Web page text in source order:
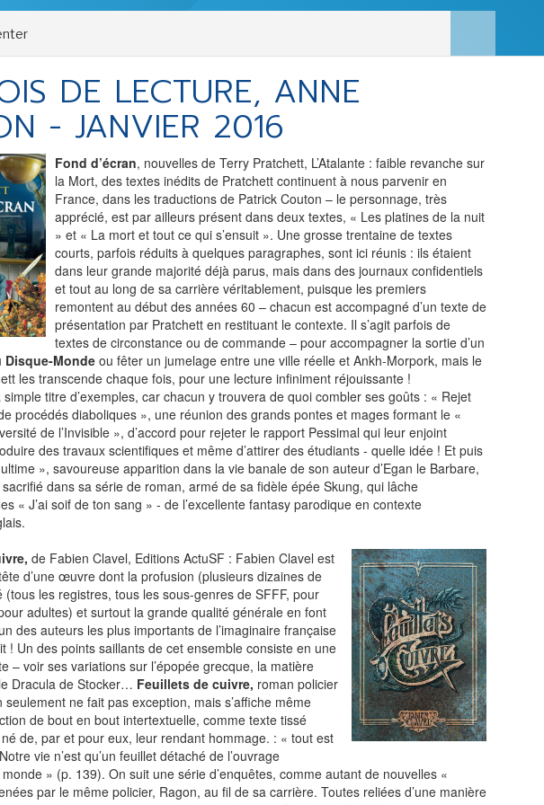
ET MIKE
BATMAN VERSION
VOIR TOUTES LES RUBRIQUES
ÉVÉNEMENTS
CONVENTION
SPECTACLE
DÉBAT
EMISSION
L'AGENDA
DERNIERS
ÉVÉNEMENTS
S'ABONNER
mail ci-dessus, vous consentez à
part d'Actusf. Vous pouvez vous
à travers les liens de
LA RÉDACTION CONTACT
EDITIONS ACTUSF EMAGINAIRE
Mentions légales - Cookies - Publicités - Données personnelles - Plan du site
DE LECTURE, ANNE
- JANVIER 2016
Fond d’écran, nouvelles de Terry Pratchett, L’Atalante : faible revanche sur
la Mort, des textes inédits de Pratchett continuent à nous parvenir en
France, dans les traductions de Patrick Couton – le personnage, très
apprécié, est par ailleurs présent dans deux textes, « Les platines de la nuit
» et « La mort et tout ce qui s’ensuit ». Une grosse trentaine de textes
courts, parfois réduits à quelques paragraphes, sont ici réunis : ils étaient
dans leur grande majorité déjà parus, mais dans des journaux confidentiels
et tout au long de sa carrière véritablement, puisque les premiers
remontent au début des années 60 – chacun est accompagné d’un texte de
présentation par Pratchett en restituant le contexte. Il s’agit parfois de
textes de circonstance ou de commande – pour accompagner la sortie d’un
Disque-Monde ou fêter un jumelage entre une ville réelle et Ankh-Morpork, mais le
les transcende chaque fois, pour une lecture infiniment réjouissante !
titre d’exemples, car chacun y trouvera de quoi combler ses goûts : « Rejet
procédés diaboliques », une réunion des grands pontes et mages formant le «
de l’Invisible », d’accord pour rejeter le rapport Pessimal qui leur enjoint
des travaux scientifiques et même d’attirer des étudiants - quelle idée ! Et puis
», savoureuse apparition dans la vie banale de son auteur d’Egan le Barbare,
dans sa série de roman, armé de sa fidèle épée Skung, qui lâche
« J’ai soif de ton sang » - de l’excellente fantasy parodique en contexte
de Fabien Clavel, Editions ActuSF : Fabien Clavel est
d’une œuvre dont la profusion (plusieurs dizaines de
(tous les registres, tous les sous-genres de SFFF, pour
adultes) et surtout la grande qualité générale en font
des auteurs les plus importants de l’imaginaire française
! Un des points saillants de cet ensemble consiste en une
– voir ses variations sur l’épopée grecque, la matière
Dracula de Stocker… Feuillets de cuivre, roman policier
ne fait pas exception, mais s’affiche même
de bout en bout intertextuelle, comme texte tissé
né de, par et pour eux, leur rendant hommage. : « tout est
vie n’est qu’un feuillet détaché de l’ouvrage
» (p. 139). On suit une série d’enquêtes, comme autant de nouvelles «
par le même policier, Ragon, au fil de sa carrière. Toutes reliées d’une manière